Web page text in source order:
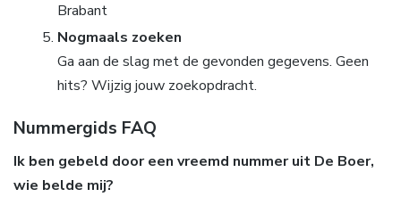
Brabant
Nogmaals zoeken
Ga aan de slag met de gevonden gegevens. Geen
hits? Wijzig jouw zoekopdracht.
Nummergids FAQ
Ik ben gebeld door een vreemd nummer uit De Boer,
wie belde mij?